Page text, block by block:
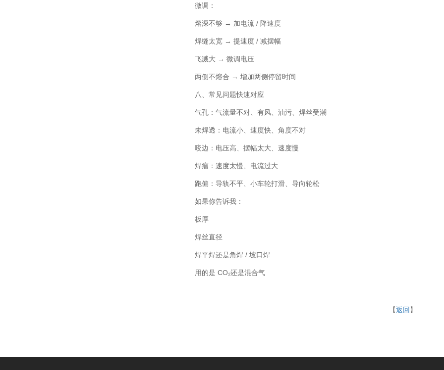
微调：
熔深不够 → 加电流 / 降速度
焊缝太宽 → 提速度 / 减摆幅
飞溅大 → 微调电压
两侧不熔合 → 增加两侧停留时间
八、常见问题快速对应
气孔：气流量不对、有风、油污、焊丝受潮
未焊透：电流小、速度快、角度不对
咬边：电压高、摆幅太大、速度慢
焊瘤：速度太慢、电流过大
跑偏：导轨不平、小车轮打滑、导向轮松
如果你告诉我：
板厚
焊丝直径
焊平焊还是角焊 / 坡口焊
用的是 CO₂还是混合气
【返回 】